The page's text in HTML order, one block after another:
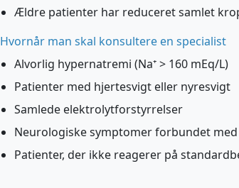
Ældre patienter har reduceret samlet
Hvornår man skal konsultere en specialist
Alvorlig hypernatremi (Na⁺ > 160 mEq/L)
Patienter med hjertesvigt eller nyresvigt
Samlede elektrolytforstyrrelser
Neurologiske symptomer forbundet
Patienter, der ikke reagerer på